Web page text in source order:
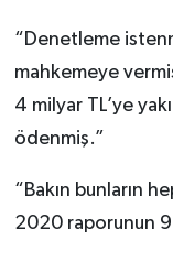
“Denetleme
mahkemeye
4 milyar TL’ye
ödenmiş.”
“Bakın bunların
2020 raporunun